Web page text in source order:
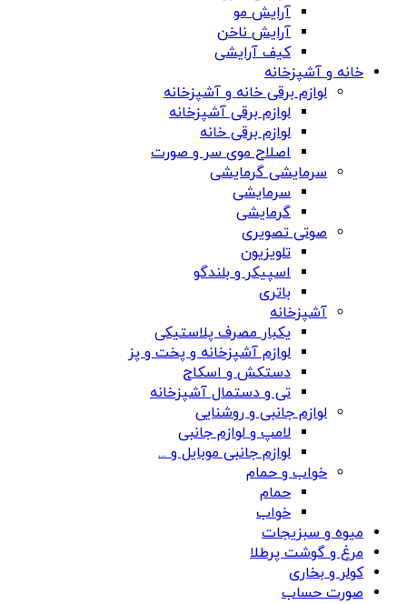
آرایش مو
آرایش ناخن
کیف آرایشی
خانه و آشپزخانه
لوازم برقی خانه و آشپزخانه
لوازم برقی آشپزخانه
لوازم برقی خانه
اصلاح موی سر و صورت
سرمایشی گرمایشی
سرمایشی
گرمایشی
صوتی تصویری
تلویزیون
اسپیکر و بلندگو
باتری
آشپزخانه
یکبار مصرف پلاستیکی
لوازم آشپزخانه و پخت و پز
دستکش و اسکاج
تی و دستمال آشپزخانه
لوازم جانبی و روشنایی
لامپ و لوازم جانبی
لوازم جانبی موبایل و ...
خواب و حمام
حمام
خواب
میوه و سبزیجات
مرغ و گوشت پرطلا
کولر و بخاری
صورت حساب